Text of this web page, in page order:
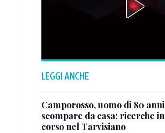
LEGGI ANCHE
Camporosso, uomo di 80 anni
scompare da casa: ricerche in
corso nel Tarvisiano